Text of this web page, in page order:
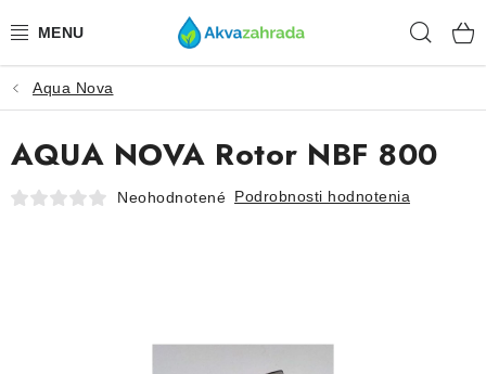
na
TECHNIKA
HNOJIVÁ
VODA
Aqua Nova
AQUA NOVA Rotor NBF 800
Neohodnotené Podrobnosti hodnotenia